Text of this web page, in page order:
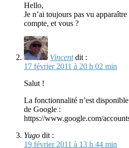
Hello,
Je n’ai toujours pas vu
compte, et vous ?
Vincent dit :
17 février 2011 à 20 h 02 min
Salut !
La fonctionnalité n’est
de Google :
https://www.google.com/
Yugo dit :
19 février 2011 à 13 h 44 min